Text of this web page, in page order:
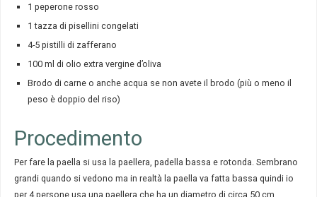
1 peperone rosso
1 tazza di pisellini congelati
4-5 pistilli di zafferano
100 ml di olio extra vergine d’oliva
Brodo di carne o anche acqua se non avete il brodo (più o meno il
peso è doppio del riso)
Procedimento
Per fare la paella si usa la paellera, padella bassa e rotonda. Sembrano
grandi quando si vedono ma in realtà la paella va fatta bassa quindi io
per 4 persone usa una paellera che ha un diametro di circa 50 cm.